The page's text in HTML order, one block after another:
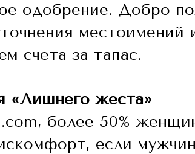
одобрение. Добро
местоимений
счета за тапас.
«Лишнего жеста»
более 50%
если